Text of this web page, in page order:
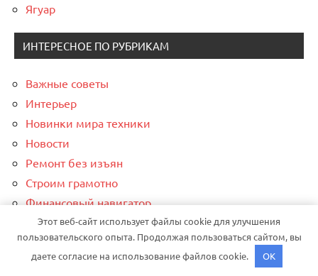
Ягуар
ИНТЕРЕСНОЕ ПО РУБРИКАМ
Важные советы
Интерьер
Новинки мира техники
Новости
Ремонт без изъян
Строим грамотно
Финансовый навигатор
СПАСИБО, ЧТО ВЫБРАЛИ НАС
Этот веб-сайт использует файлы cookie для улучшения
пользовательского опыта. Продолжая пользоваться сайтом, вы
даете согласие на использование файлов cookie.
OK